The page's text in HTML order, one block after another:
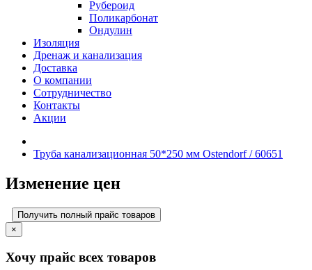
Рубероид
Поликарбонат
Ондулин
Изоляция
Дренаж и канализация
Доставка
О компании
Cотрудничество
Контакты
Акции
Труба канализационная 50*250 мм Ostendorf / 60651
Изменение цен
Получить полный прайс товаров
×
Хочу прайс всех товаров